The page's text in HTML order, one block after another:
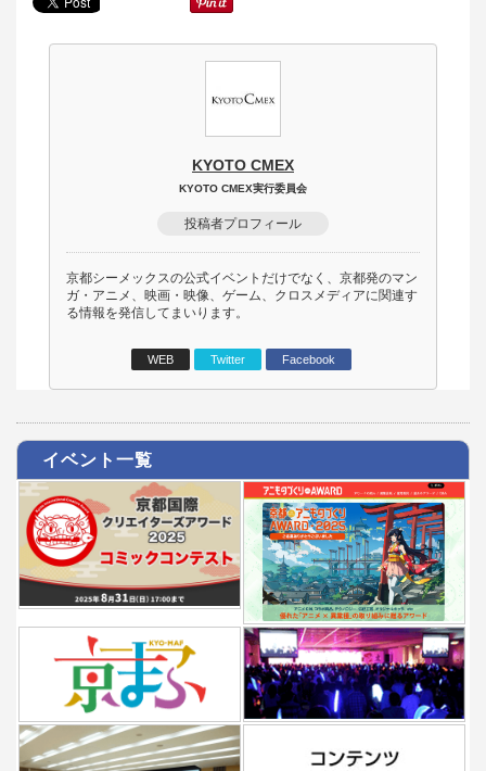
KYOTO CMEX
KYOTO CMEX実行委員会
投稿者プロフィール
京都シーメックスの公式イベントだけでなく、京都発のマン
ガ・アニメ、映画・映像、ゲーム、クロスメディアに関連す
る情報を発信してまいります。
WEB Twitter Facebook
イベント一覧